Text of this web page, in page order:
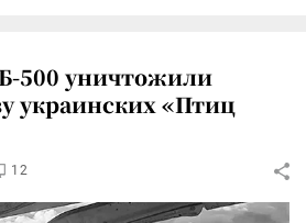
500 уничтожили
украинских «Птиц
12